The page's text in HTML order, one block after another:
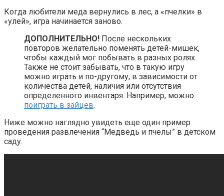
Когда любители меда вернулись в лес, а «пчелки» в
«улей», игра начинается заново.
ДОПОЛНИТЕЛЬНО! После нескольких
повторов желательно поменять детей-мишек,
чтобы каждый мог побывать в разных ролях.
Также не стоит забывать, что в такую игру
можно играть и по-другому, в зависимости от
количества детей, наличия или отсутствия
определенного инвентаря. Например, можно
поиграть в зайцев.
Ниже можно наглядно увидеть еще один пример
проведения развлечения “Медведь и пчелы” в детском
саду.